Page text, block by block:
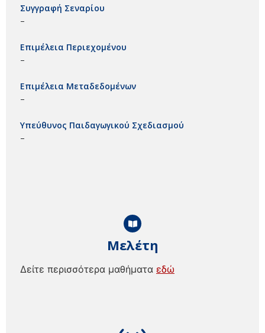
Μελέτη
Δείτε περισσότερα μαθήματα εδώ
Συγγραφή Σεναρίου
–
Επιμέλεια Περιεχομένου
–
Επιμέλεια Μεταδεδομένων
–
Υπεύθυνος Παιδαγωγικού Σχεδιασμού
–